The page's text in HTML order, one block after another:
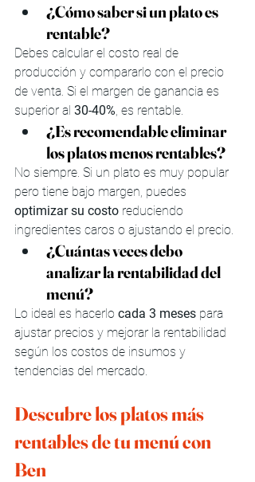
¿Cómo saber si un plato es
rentable?
Debes calcular el costo real de
producción y compararlo con el precio
de venta. Si el margen de ganancia es
superior al 30-40%, es rentable.
¿Es recomendable eliminar
los platos menos rentables?
No siempre. Si un plato es muy popular
pero tiene bajo margen, puedes
optimizar su costo reduciendo
ingredientes caros o ajustando el precio.
¿Cuántas veces debo
analizar la rentabilidad del
menú?
Lo ideal es hacerlo cada 3 meses para
ajustar precios y mejorar la rentabilidad
según los costos de insumos y
tendencias del mercado.
Descubre los platos más
rentables de tu menú con
Ben